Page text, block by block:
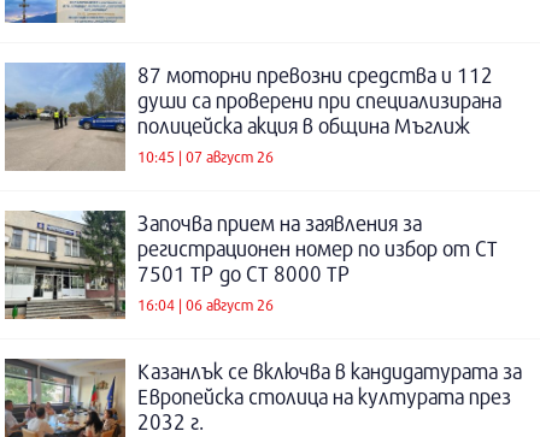
87 моторни превозни средства и 112
души са проверени при специализирана
полицейска акция в община Мъглиж
10:45 | 07 август 26
Започва прием на заявления за
регистрационен номер по избор от СТ
7501 ТР до СТ 8000 ТР
16:04 | 06 август 26
Казанлък се включва в кандидатурата за
Европейска столица на културата през
2032 г.